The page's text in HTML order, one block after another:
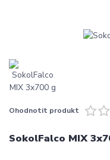
Ohodnotit produkt
SokolFalco MIX